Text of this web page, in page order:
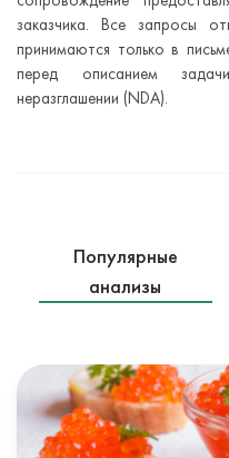
заказчика. Все запросы
принимаются только в
перед описанием
неразглашении (NDA).
Популярные
анализы